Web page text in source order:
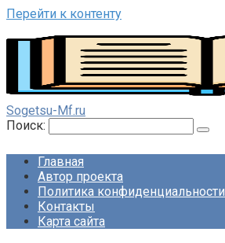
Перейти к контенту
Sogetsu-Mf.ru
Поиск:
Главная
Автор проекта
Политика конфиденциальности
Контакты
Карта сайта